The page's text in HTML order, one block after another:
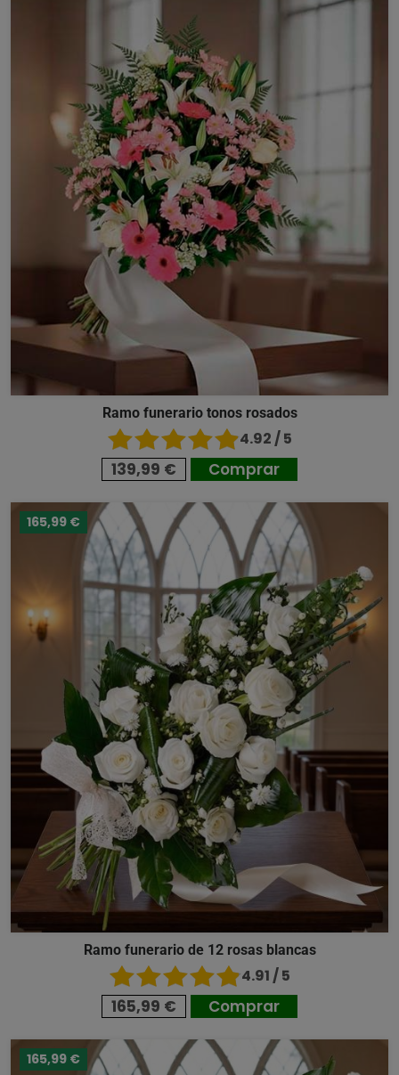
Ramo funerario tonos rosados
4.92 / 5
139,99 € Comprar
165,99 €
Ramo funerario de 12 rosas blancas
4.91 / 5
165,99 € Comprar
165,99 €